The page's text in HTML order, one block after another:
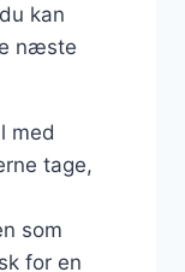
kan
næste
med
tage,
som
for en